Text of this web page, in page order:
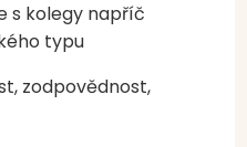
s kolegy napříč
typu
zodpovědnost,